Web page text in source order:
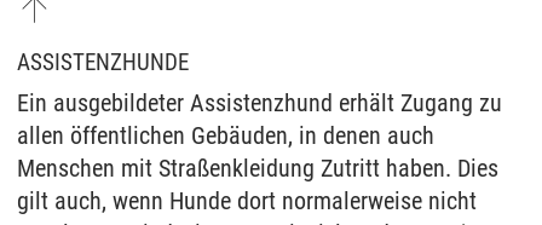
ASSISTENZHUNDE
Ein ausgebildeter Assistenzhund erhält Zugang zu
allen öffentlichen Gebäuden, in denen auch
Menschen mit Straßenkleidung Zutritt haben. Dies
gilt auch, wenn Hunde dort normalerweise nicht